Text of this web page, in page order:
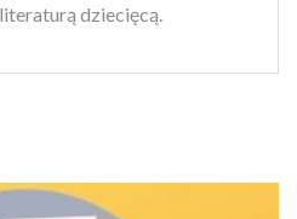
dziecięcą.